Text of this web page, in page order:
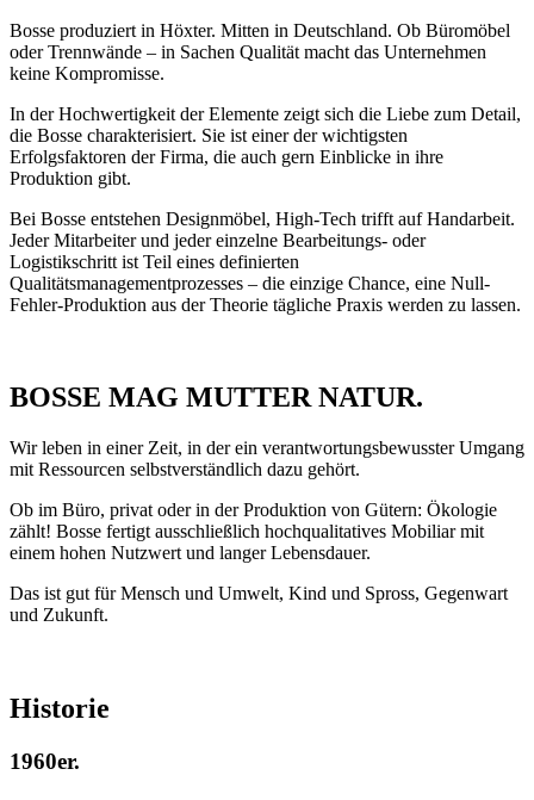
Bosse produziert in Höxter. Mitten in Deutschland. Ob Büromöbel
oder Trennwände – in Sachen Qualität macht das Unternehmen
keine Kompromisse.
In der Hochwertigkeit der Elemente zeigt sich die Liebe zum Detail,
die Bosse charakterisiert. Sie ist einer der wichtigsten
Erfolgsfaktoren der Firma, die auch gern Einblicke in ihre
Produktion gibt.
Bei Bosse entstehen Designmöbel, High-Tech trifft auf Handarbeit.
Jeder Mitarbeiter und jeder einzelne Bearbeitungs- oder
Logistikschritt ist Teil eines definierten
Qualitätsmanagementprozesses – die einzige Chance, eine Null-
Fehler-Produktion aus der Theorie tägliche Praxis werden zu lassen.
BOSSE MAG MUTTER NATUR.
Wir leben in einer Zeit, in der ein verantwortungsbewusster Umgang
mit Ressourcen selbstverständlich dazu gehört.
Ob im Büro, privat oder in der Produktion von Gütern: Ökologie
zählt! Bosse fertigt ausschließlich hochqualitatives Mobiliar mit
einem hohen Nutzwert und langer Lebensdauer.
Das ist gut für Mensch und Umwelt, Kind und Spross, Gegenwart
und Zukunft.
Historie
1960er.